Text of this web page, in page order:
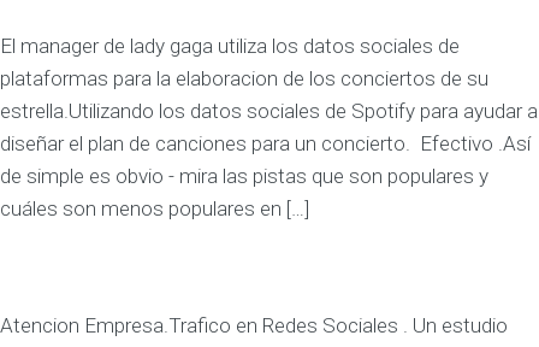
El manager de lady gaga utiliza los datos sociales de
plataformas para la elaboracion de los conciertos de su
estrella.Utilizando los datos sociales de Spotify para ayudar a
diseñar el plan de canciones para un concierto. Efectivo .Así
de simple es obvio - mira las pistas que son populares y
cuáles son menos populares en […]
Atencion Empresa.Trafico en Redes Sociales . Un estudio